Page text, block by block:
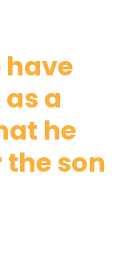
have
a
he
son